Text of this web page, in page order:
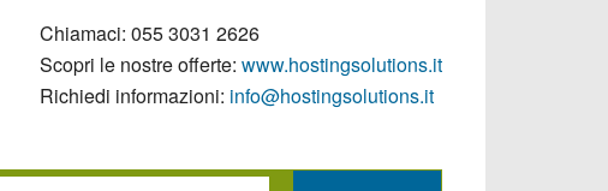
Chiamaci: 055 3031 2626
Scopri le nostre offerte: www.hostingsolutions.it
Richiedi informazioni: info@hostingsolutions.it